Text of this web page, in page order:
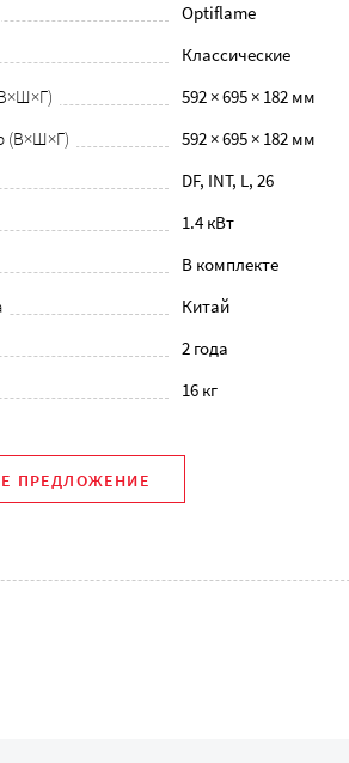
Optiflame
Классические
592 × 695 × 182 мм
(В×Ш×Г)
592 × 695 × 182 мм
DF, INT, L, 26
1.4 кВт
В комплекте
Китай
2 года
16 кг
ПРЕДЛОЖЕНИЕ